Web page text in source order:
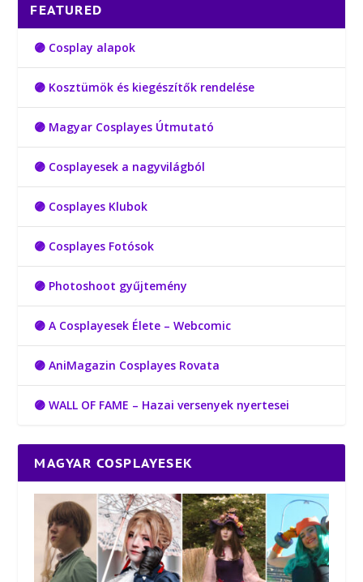
FEATURED
🟣 Cosplay alapok
🟣 Kosztümök és kiegészítők rendelése
🟣 Magyar Cosplayes Útmutató
🟣 Cosplayesek a nagyvilágból
🟣 Cosplayes Klubok
🟣 Cosplayes Fotósok
🟣 Photoshoot gyűjtemény
🟣 A Cosplayesek Élete – Webcomic
🟣 AniMagazin Cosplayes Rovata
🟣 WALL OF FAME – Hazai versenyek nyertesei
MAGYAR COSPLAYESEK